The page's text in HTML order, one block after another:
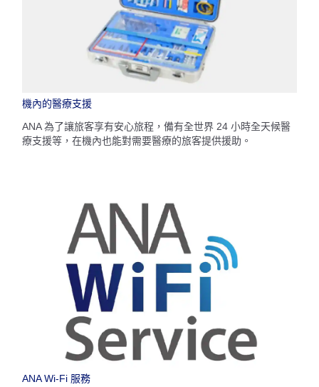
機內的醫療支援
ANA 為了讓旅客享有安心旅程，備有全世界 24 小時全天候醫
療支援等，在機內也能對需要醫療的旅客提供援助。
ANA Wi-Fi 服務